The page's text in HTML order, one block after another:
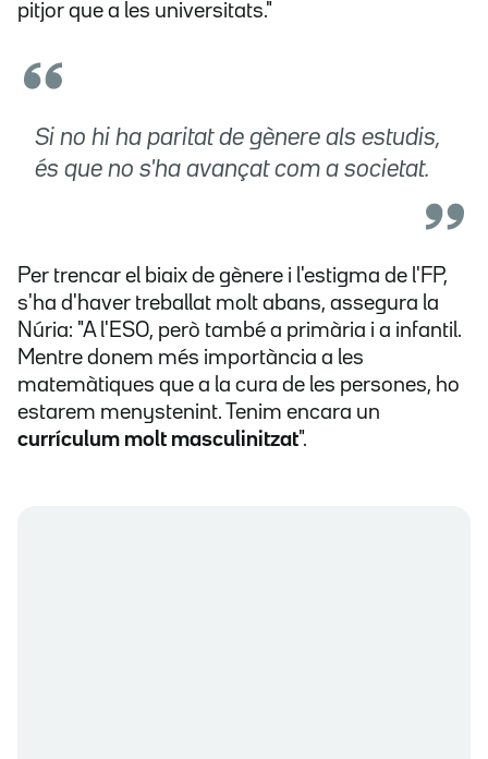
pitjor que a les universitats."
Si no hi ha paritat de gènere als estudis,
és que no s'ha avançat com a societat.
Per trencar el biaix de gènere i l'estigma de l'FP,
s'ha d'haver treballat molt abans, assegura la
Núria: "A l'ESO, però també a primària i a infantil.
Mentre donem més importància a les
matemàtiques que a la cura de les persones, ho
estarem menystenint. Tenim encara un
currículum molt masculinitzat".